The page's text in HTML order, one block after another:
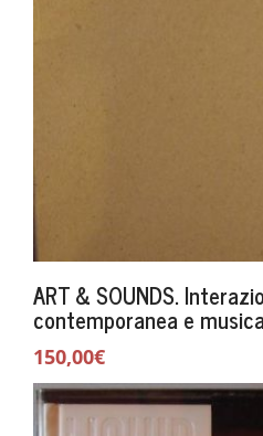
ART & SOUNDS.
contemporanea e
150,00€